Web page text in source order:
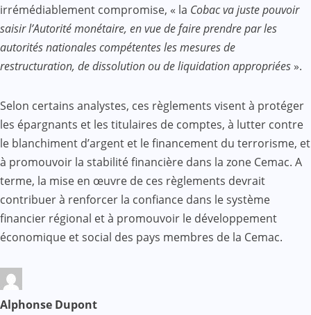
irrémédiablement compromise, « la Cobac va juste pouvoir
saisir l’Autorité monétaire, en vue de faire prendre par les
autorités nationales compétentes les mesures de
restructuration, de dissolution ou de liquidation appropriées ».
Selon certains analystes, ces règlements visent à protéger
les épargnants et les titulaires de comptes, à lutter contre
le blanchiment d’argent et le financement du terrorisme, et
à promouvoir la stabilité financière dans la zone Cemac. A
terme, la mise en œuvre de ces règlements devrait
contribuer à renforcer la confiance dans le système
financier régional et à promouvoir le développement
économique et social des pays membres de la Cemac.
Alphonse Dupont